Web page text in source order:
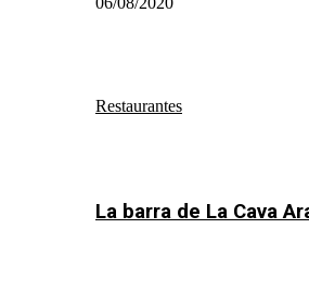
Restaurantes
La barra de La Cava